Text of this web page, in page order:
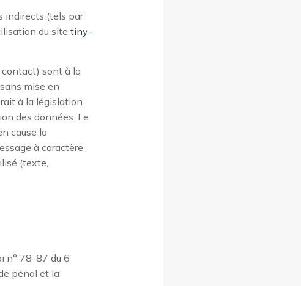
indirects (tels par
du site tiny-
contact) sont à la
mise en
à la législation
des données. Le
cause la
à caractère
(texte,
n° 78-87 du 6
pénal et la